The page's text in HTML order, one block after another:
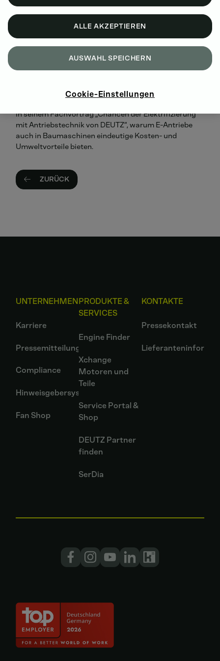
DEUTZ setzt auf eine Kombination aus Diesel-, Gas-,
Wasserstoff, Hybrid- und Elektro-Lösungen, die sich
dank eines modularen Produktbaukasten-Systems
Michael Eisentraut, Vice President Electrification bei
in seinem Fachvortrag „Chancen der Elektrifizierung
mit Antriebstechnik von DEUTZ“, warum E-Antriebe
auch in Baumaschinen eindeutige Kosten- und
Umweltvorteile bieten.
ZURÜCK
UNTERNEHMEN
Karriere
Pressemitteilungen
Compliance
Hinweisgebersystem
Fan Shop
PRODUKTE &
SERVICES
Engine Finder
Xchange
Motoren und
Teile
Service Portal &
Shop
DEUTZ Partner
finden
SerDia
KONTAKTE
Pressekontakt
ALLE AKZEPTIEREN
AUSWAHL SPEICHERN
Cookie-Einstellungen